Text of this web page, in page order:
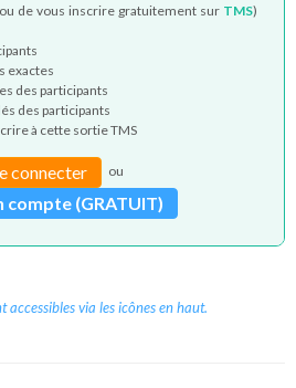
de vous inscrire gratuitement sur TMS)
exactes
des participants
des participants
à cette sortie TMS
connecter ou
compte (GRATUIT)
accessibles via les icônes en haut.